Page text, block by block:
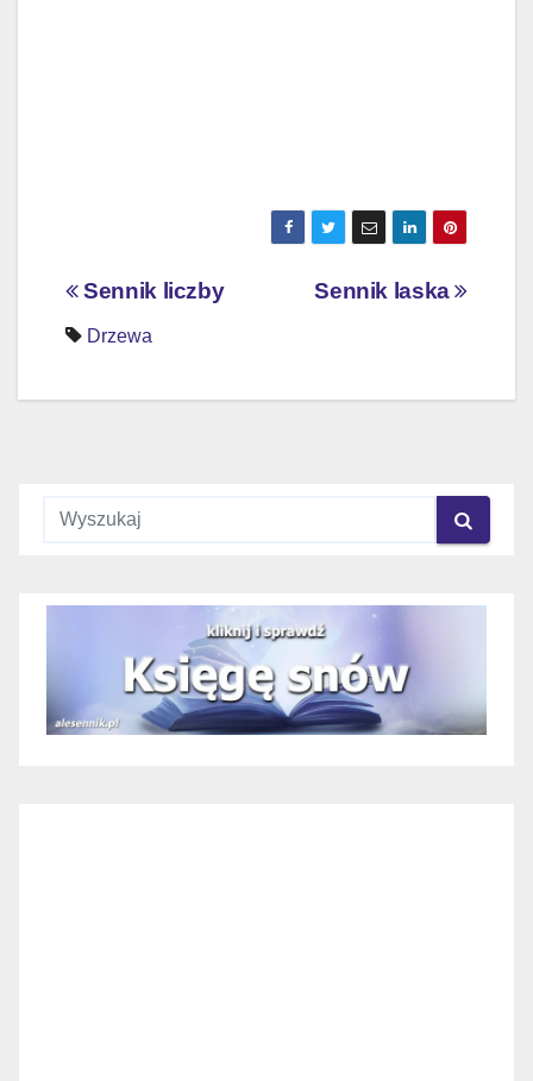
Nawigacja
wpisu
Sennik laska
Sennik liczby
Drzewa